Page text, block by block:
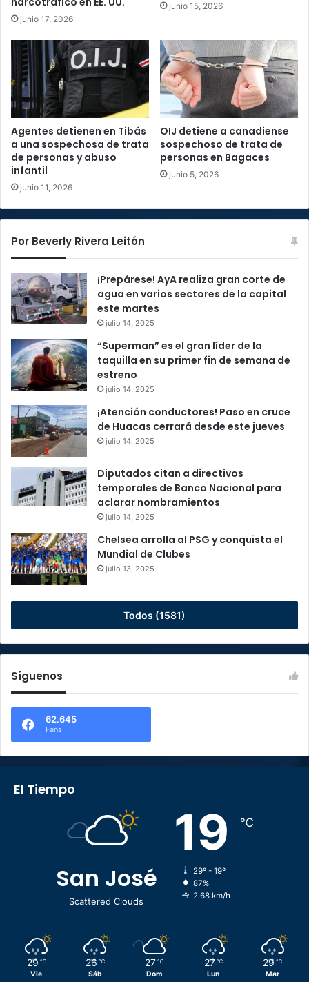
junio 17, 2026
junio 15, 2026
Agentes detienen en Tibás
a una sospechosa de trata
de personas y abuso
infantil
junio 11, 2026
OIJ detiene a canadiense
sospechoso de trata de
personas en Bagaces
junio 5, 2026
Por Beverly Rivera Leitón
¡Prepárese! AyA realiza gran corte de
agua en varios sectores de la capital
este martes
julio 14, 2025
“Superman” es el gran líder de la
taquilla en su primer fin de semana de
estreno
julio 14, 2025
¡Atención conductores! Paso en cruce
de Huacas cerrará desde este jueves
julio 14, 2025
Diputados citan a directivos
temporales de Banco Nacional para
aclarar nombramientos
julio 14, 2025
Chelsea arrolla al PSG y conquista el
Mundial de Clubes
julio 13, 2025
Todos (1581)
Síguenos
62.645
Fans
El Tiempo
San José
Scattered Clouds
19 ℃
29º - 19º
87%
2.68 km/h
29 ℃
Vie
26 ℃
Sáb
27 ℃
Dom
27 ℃
Lun
29 ℃
Mar